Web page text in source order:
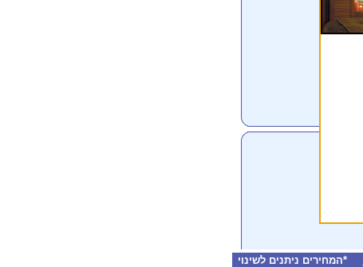
*המחירים ניתנים לשינוי